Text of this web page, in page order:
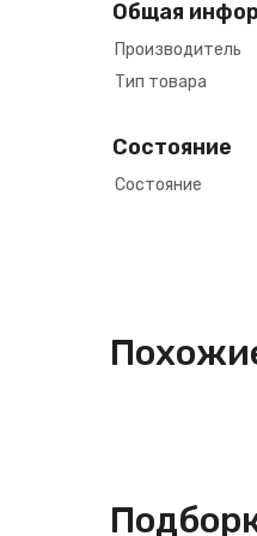
Общая
Производитель
Тип товара
Состояние
Состояние